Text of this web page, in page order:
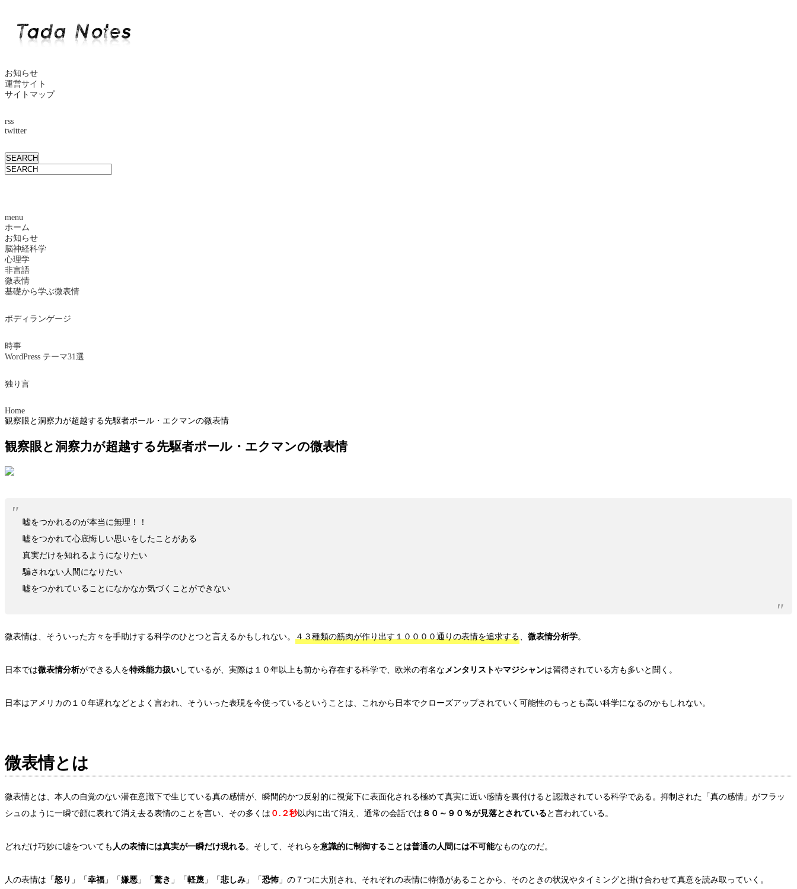
お知らせ
運営サイト
サイトマップ
rss
twitter
menu
ホーム
お知らせ
脳神経科学
心理学
非言語
微表情
基礎から学ぶ微表情
ボディランゲージ
時事
WordPress テーマ31選
独り言
Home
観察眼と洞察力が超越する先駆者ポール・エクマンの微表情
観察眼と洞察力が超越する先駆者ポール・エクマンの微表情
嘘をつかれるのが本当に無理！！
嘘をつかれて心底悔しい思いをしたことがある
真実だけを知れるようになりたい
騙されない人間になりたい
嘘をつかれていることになかなか気づくことができない
微表情は、そういった方々を手助けする科学のひとつと言えるかもしれない。 ４３種類の筋肉が作り出す１００００通りの表情を追求する 微表情分析学。
日本では微表情分析ができる人を特殊能力扱い しているが、実際は１０年以上も前から存在する科学で、欧米の有名な メンタリストやマジシャンは習得されている方も多いと聞く。
日本はアメリカの１０年遅れなどとよく言われ、そういった表現を今使っているということは、これから日本でクローズアップされていく可能性のもっとも高い科学になるのかもしれない。
微表情とは
微表情とは、本人の自覚のない潜在意識下で生じている真の感情が、瞬間的かつ反射的に視覚下に表面化される極めて真実に近い感情を裏付けると認識されている科学である。抑制された「真の感情」がフラッ
シュのように一瞬で顔に表れて消え去る表情のことを言い、その多くは ０.２秒以内に出て消え、通常の会話では ８０～９０％が見落とされている と言われている。
どれだけ巧妙に嘘をついても 人の表情には真実が一瞬だけ現れる 。そして、それらを意識的に制御することは普通の人間には不可能なものなのだ。
人の表情は「 怒り 」「 幸福 」「 嫌悪 」「 驚き 」「 軽蔑 」「 悲しみ 」「 恐怖 」の７つに大別され、それぞれの表情に特徴があることから、そのときの状況やタイミングと掛け合わせて真意を読み取っていく。